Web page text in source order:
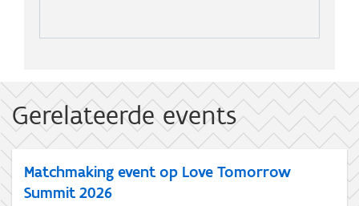
Gerelateerde events
Matchmaking event op Love Tomorrow
Summit 2026